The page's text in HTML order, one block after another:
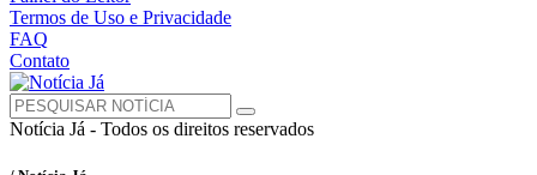
Termos de Uso e Privacidade
FAQ
Contato
Notícia Já - Todos os direitos reservados